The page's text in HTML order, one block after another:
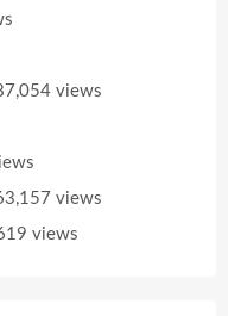
views
views
views